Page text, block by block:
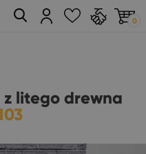
0
z litego drewna